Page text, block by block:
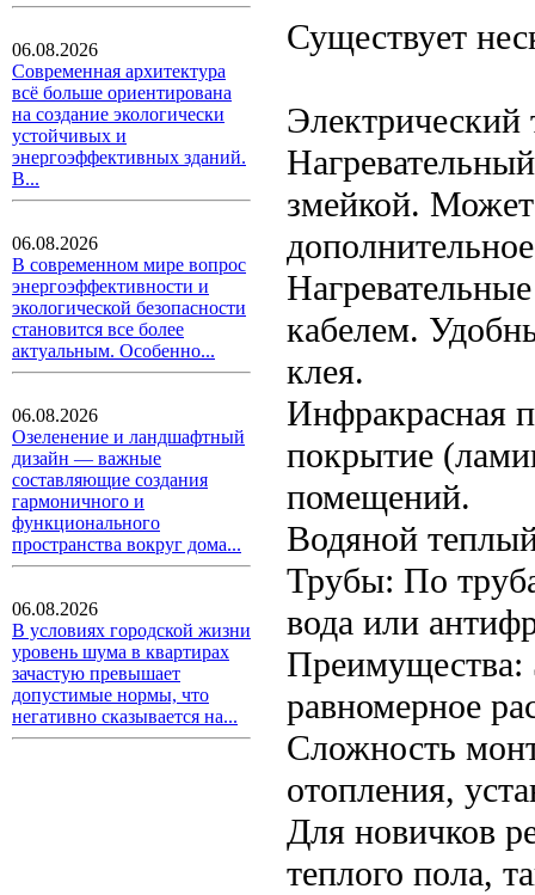
06.08.2026
Современная архитектура
всё больше ориентирована
на создание экологически
устойчивых и
энергоэффективных зданий.
В...
06.08.2026
В современном мире вопрос
энергоэффективности и
экологической безопасности
становится все более
актуальным. Особенно...
06.08.2026
Озеленение и ландшафтный
дизайн — важные
составляющие создания
гармоничного и
функционального
пространства вокруг дома...
06.08.2026
В условиях городской жизни
уровень шума в квартирах
зачастую превышает
допустимые нормы, что
негативно сказывается на...
Существует
змейкой. Может
кабелем.
клея.
Инфракрасная
покрытие
помещений.
Водяной
Трубы: По
вода или
Преимущества:
равномерное
Сложность
отопления,
Для новичков
теплого пола,